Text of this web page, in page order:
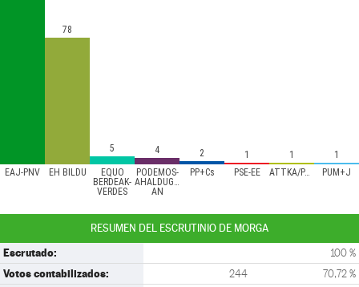
EAJ-PNV EH BILDU
EQUO
BERDEAK-
VERDES
PODEMOS-
AHALDUGU/EZKER
AN
PP+Cs PSE-EE ATTKA/PACMA PUM+J
78
5 4 2 1 1 1
RESUMEN DEL ESCRUTINIO DE MORGA
Escrutado: 100 %
Votos contabilizados: 244 70,72 %